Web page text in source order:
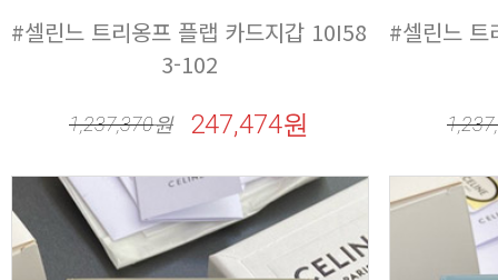
3-102
1,237,370원 247,474원